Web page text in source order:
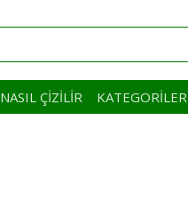
NASIL ÇIZILIR KATEGORILER